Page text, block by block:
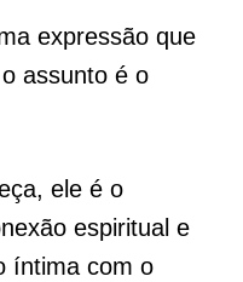
expressão que
assunto é o
ele é o
espiritual e
íntima com o